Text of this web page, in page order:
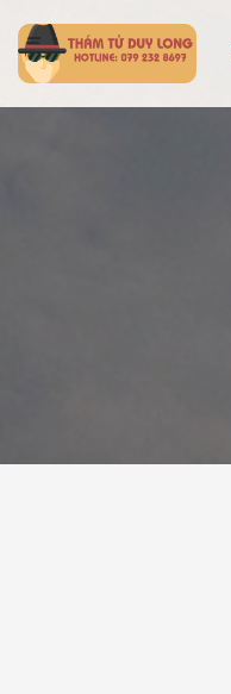
qua
nội
dung